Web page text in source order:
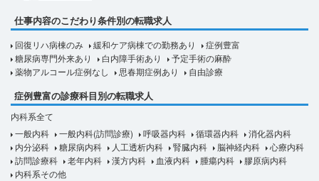
仕事内容のこだわり条件別の転職求人
回復リハ病棟のみ 緩和ケア病棟での勤務あり
症例豊富
糖尿病専門外来あり
白内障手術あり
予定手術の麻酔
薬物アルコール症例なし
思春期症例あり 自由診療
症例豊富の診療科目別の転職求人
内科系全て
一般内科
一般内科(訪問診療) 呼吸器内科 循環器内科
消化器内科
内分泌科
糖尿病内科 人工透析内科 腎臓内科 脳神経内科
心療内科
訪問診療科
老年内科 漢方内科 血液内科 腫瘍内科
膠原病内科
内科系その他